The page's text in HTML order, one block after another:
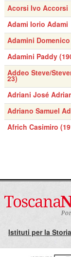
Acorsi Ivo Accorsi
Adami Iorio Adami
Adamini
Adamini Paddy
Addeo Steve/
23)
Adriani José
Adriano Samuel
Africh Casimiro
Istituti per la